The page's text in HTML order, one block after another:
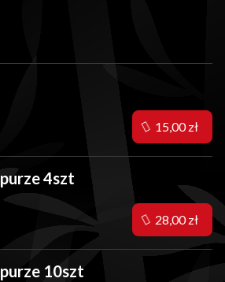
4szt
10szt